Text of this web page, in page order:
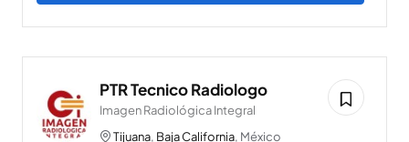
PTR Tecnico Radiologo
Imagen Radiológica Integral
Tijuana, Baja California, México